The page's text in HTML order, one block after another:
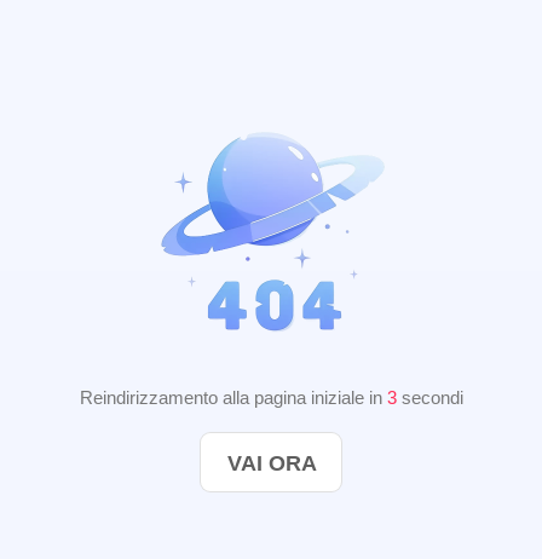
Reindirizzamento alla pagina iniziale in 2secondi
VAI ORA